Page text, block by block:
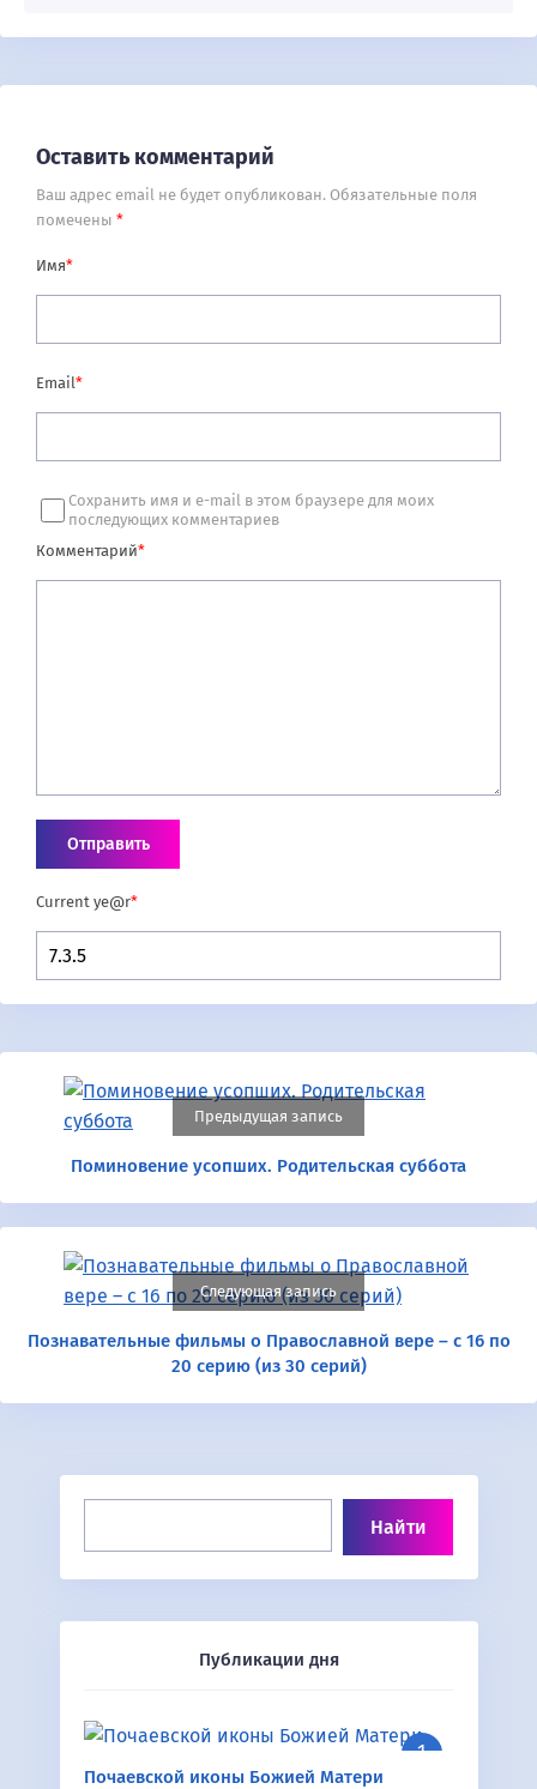
Оставить комментарий
Ваш адрес email не будет опубликован. Обязательные поля
помечены *
Имя*
Email*
Сохранить имя и e-mail в этом браузере для моих
последующих комментариев
Комментарий*
Current ye@r*
Предыдущая запись
Поминовение усопших. Родительская суббота
Следующая запись
Познавательные фильмы о Православной вере – с 16 по
20 серию (из 30 серий)
Публикации дня
Почаевской иконы Божией Матери